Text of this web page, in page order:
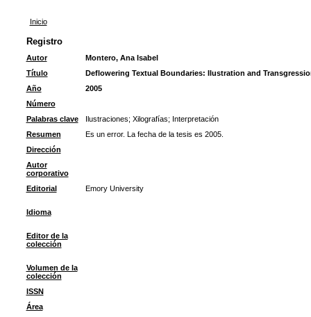
Inicio
Registro
Autor
Montero, Ana Isabel
Título
Deflowering Textual Boundaries: Ilustration and
Año
2005
Número
Palabras clave
Ilustraciones; Xilografías; Interpretación
Resumen
Es un error. La fecha de la tesis es 2005.
Dirección
Autor
corporativo
Editorial
Emory University
Idioma
Editor de la
colección
Volumen de la
colección
ISSN
Área